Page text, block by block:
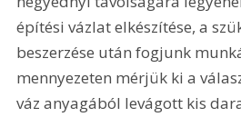
építési vázlat elkészítése, a
beszerzése után fogjunk
mennyezeten mérjük ki a
váz anyagából levágott kis